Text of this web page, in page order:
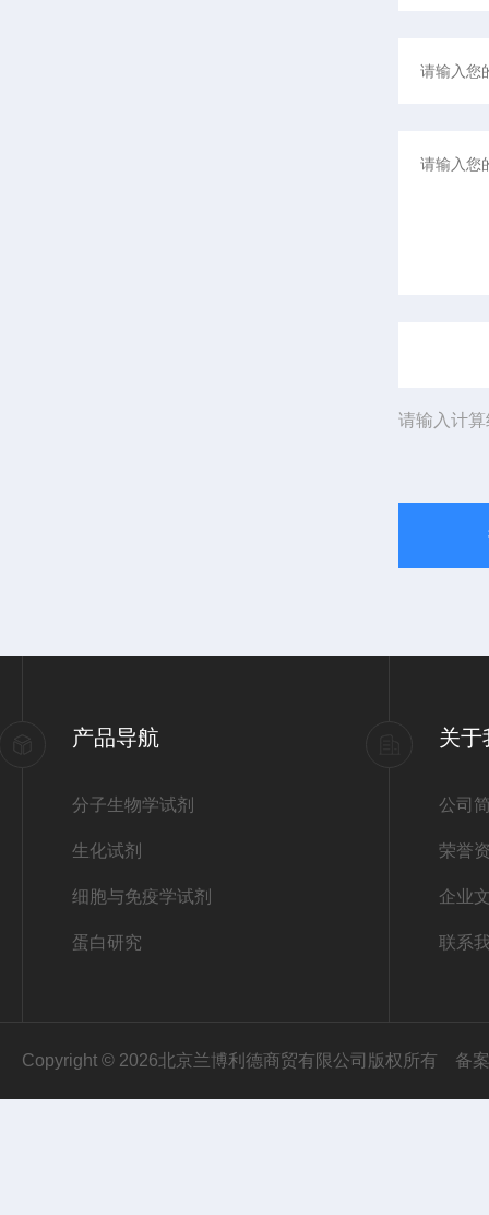
请输入计
产品导航
分子生物学试剂
生化试剂
细胞与免疫学试剂
蛋白研究
关于
公司
荣誉
企业
联系
Copyright © 2026北京兰博利德商贸有限公司版权所有 备